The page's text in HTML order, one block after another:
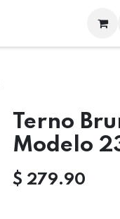
Terno
Modelo
$ 279.90